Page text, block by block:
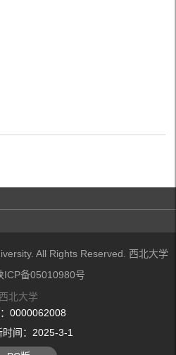
All Rights Reserved. 西北大学
ICP备05010980号
西北大学
0000062008
间： 2025-3-1